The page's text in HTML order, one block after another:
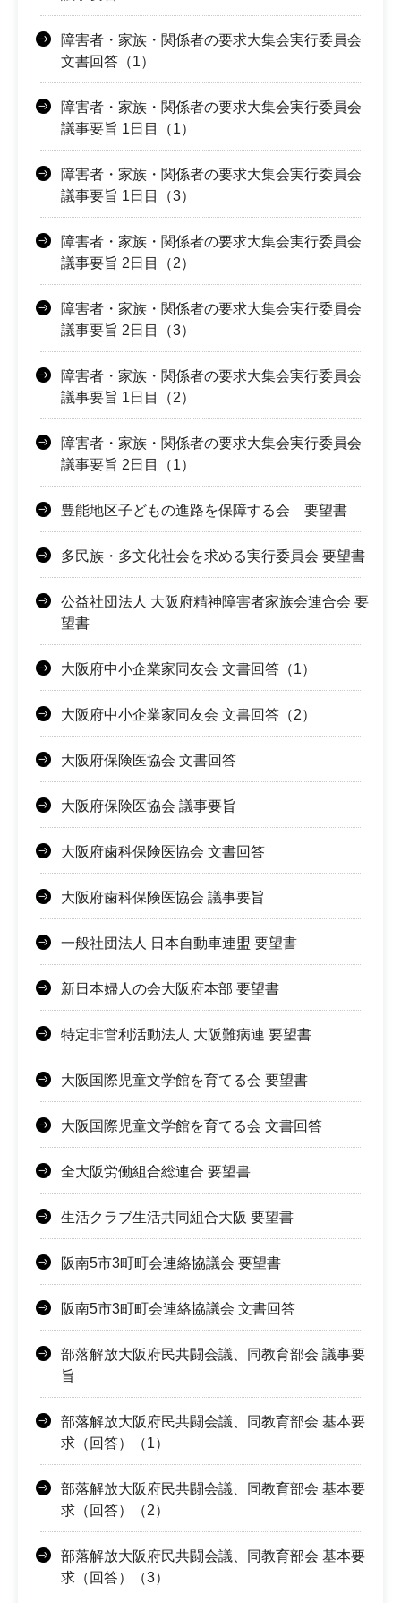
障害者・家族・関係者の要求大集会実行委員会
文書回答（1）
障害者・家族・関係者の要求大集会実行委員会
議事要旨 1日目（1）
障害者・家族・関係者の要求大集会実行委員会
議事要旨 1日目（3）
障害者・家族・関係者の要求大集会実行委員会
議事要旨 2日目（2）
障害者・家族・関係者の要求大集会実行委員会
議事要旨 2日目（3）
障害者・家族・関係者の要求大集会実行委員会
議事要旨 1日目（2）
障害者・家族・関係者の要求大集会実行委員会
議事要旨 2日目（1）
豊能地区子どもの進路を保障する会 要望書
多民族・多文化社会を求める実行委員会 要望書
公益社団法人 大阪府精神障害者家族会連合会 要
望書
大阪府中小企業家同友会 文書回答（1）
大阪府中小企業家同友会 文書回答（2）
大阪府保険医協会 文書回答
大阪府保険医協会 議事要旨
大阪府歯科保険医協会 文書回答
大阪府歯科保険医協会 議事要旨
一般社団法人 日本自動車連盟 要望書
新日本婦人の会大阪府本部 要望書
特定非営利活動法人 大阪難病連 要望書
大阪国際児童文学館を育てる会 要望書
大阪国際児童文学館を育てる会 文書回答
全大阪労働組合総連合 要望書
生活クラブ生活共同組合大阪 要望書
阪南5市3町町会連絡協議会 要望書
阪南5市3町町会連絡協議会 文書回答
部落解放大阪府民共闘会議、同教育部会 議事要
旨
部落解放大阪府民共闘会議、同教育部会 基本要
求（回答）（1）
部落解放大阪府民共闘会議、同教育部会 基本要
求（回答）（2）
部落解放大阪府民共闘会議、同教育部会 基本要
求（回答）（3）